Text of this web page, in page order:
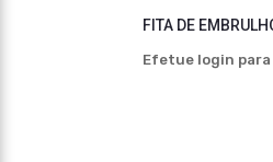
FITA DE
Efetue login para